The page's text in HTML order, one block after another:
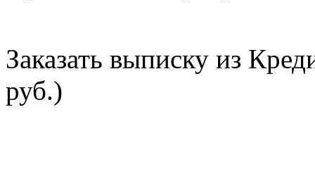
Заказать выписку из
руб.)